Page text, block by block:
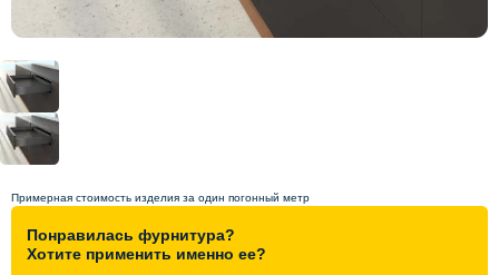
Портфолио
Видеоотзывы
Контакты
Примерная стоимость изделия за один погонный метр
Понравилась фурнитура?
Хотите применить именно ее?